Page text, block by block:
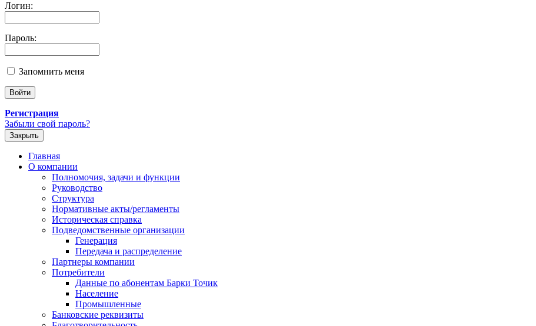
Логин:
Пароль:
Запомнить меня
Регистрация
Забыли свой пароль?
Закрыть
Главная
О компании
Полномочия, задачи и функции
Руководство
Структура
Нормативные акты/регламенты
Историческая справка
Подведомственные организации
Генерация
Передача и распределение
Партнеры компании
Потребители
Данные по абонентам Барки Точик
Население
Промышленные
Банковские реквизиты